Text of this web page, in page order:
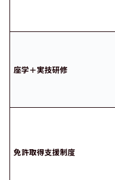
座学＋実技研修
免許取得支援制度